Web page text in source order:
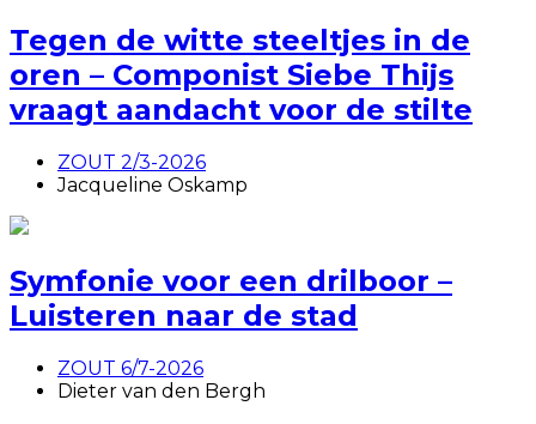
Tegen de witte steeltjes in de
oren – Componist Siebe Thijs
vraagt aandacht voor de stilte
ZOUT 2/3-2026
Jacqueline Oskamp
Symfonie voor een drilboor –
Luisteren naar de stad
ZOUT 6/7-2026
Dieter van den Bergh